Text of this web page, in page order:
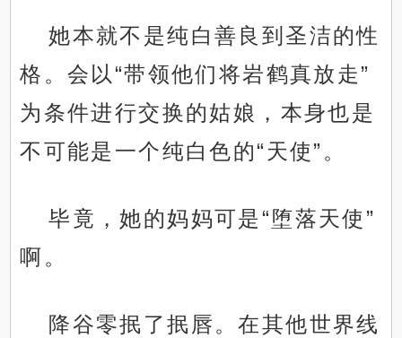
她本就不是纯白善良到圣洁的性
格。会以“带领他们将岩鹤真放走”
为条件进行交换的姑娘，本身也是
不可能是一个纯白色的“天使”。
毕竟，她的妈妈可是“堕落天使”
啊。
降谷零抿了抿唇。在其他世界线